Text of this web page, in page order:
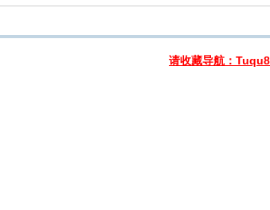
请收藏导航：